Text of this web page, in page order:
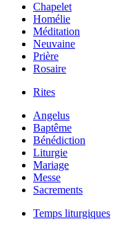
Chapelet
Homélie
Méditation
Neuvaine
Prière
Rosaire
Rites
Angelus
Baptême
Bénédiction
Liturgie
Mariage
Messe
Sacrements
Temps liturgiques